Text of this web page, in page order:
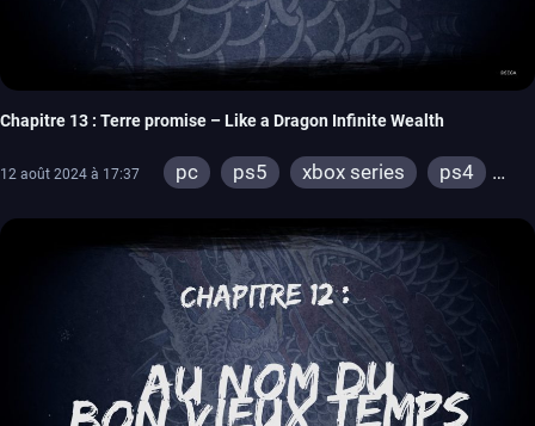
Chapitre 13 : Terre promise – Like a Dragon Infinite Wealth
12 août 2024 à 17:37 pc ps5 xbox series
ps4